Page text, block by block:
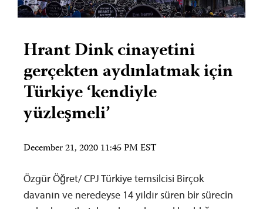
Hrant Dink cinayetini
gerçekten aydınlatmak için
Türkiye ‘kendiyle
yüzleşmeli’
December 21, 2020 11:45 PM EST
Özgür Öğret/ CPJ Türkiye temsilcisi Birçok
davanın ve neredeyse 14 yıldır süren bir sürecin